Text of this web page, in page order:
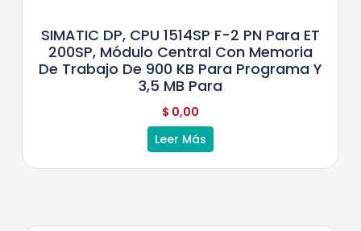
SIMATIC DP, CPU 1514SP F-2 PN Para ET
200SP, Módulo Central Con Memoria
De Trabajo De 900 KB Para Programa Y
3,5 MB Para
$ 0,00
Leer Más